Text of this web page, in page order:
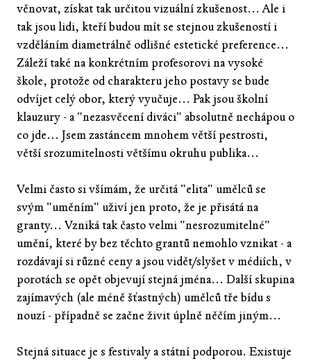
věnovat, získat tak určitou vizuální zkušenost... Ale i
tak jsou lidi, kteří budou mít se stejnou zkušeností i
vzděláním diametrálně odlišné estetické preference...
Záleží také na konkrétním profesorovi na vysoké
škole, protože od charakteru jeho postavy se bude
odvíjet celý obor, který vyučuje... Pak jsou školní
klauzury - a "nezasvěcení diváci" absolutně nechápou o
co jde... Jsem zastáncem mnohem větší pestrosti,
větší srozumitelnosti většímu okruhu publika...
Velmi často si všímám, že určitá "elita" umělců se
svým "uměním" uživí jen proto, že je přisátá na
granty... Vzniká tak často velmi "nesrozumitelné"
umění, které by bez těchto grantů nemohlo vznikat - a
rozdávají si různé ceny a jsou vidět/slyšet v médiích, v
porotách se opět objevují stejná jména... Další skupina
zajímavých (ale méně šťastných) umělců tře bídu s
nouzí - případně se začne živit úplně něčím jiným...
Stejná situace je s festivaly a státní podporou. Existuje